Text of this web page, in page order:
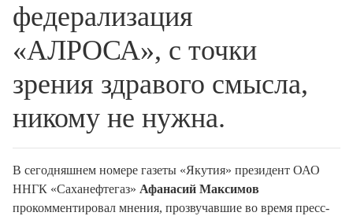
федерализация
«АЛРОСА», с точки
зрения здравого смысла,
никому не нужна.
В сегодняшнем номере газеты «Якутия» президент ОАО
ННГК «Саханефтегаз» Афанасий Максимов
прокомментировал мнения, прозвучавшие во время пресс-